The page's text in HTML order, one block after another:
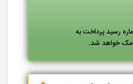
رسید پرداخت به
خواهد شد.